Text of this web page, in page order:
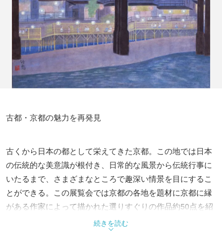
古都・京都の魅力を再発見
古くから日本の都として栄えてきた京都。この地では日本
の伝統的な美意識が根付き、日常的な風景から伝統行事に
いたるまで、さまざまなところで趣深い情景を目にするこ
とができる。この展覧会では京都の各地を題材に京都に縁
がある作家によって描かれた選りすぐりの作品約50点を紹
介する。作品からは奥深い京都の風情が感じられ、多種多
様な表情を見せる京都の魅力が堪能できる展覧会。
続きを読む